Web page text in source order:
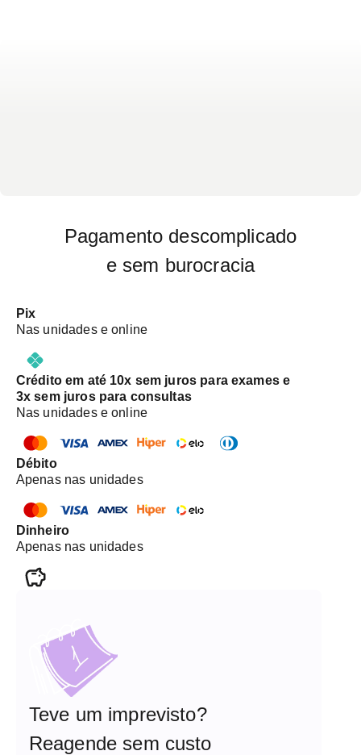
Pagamento descomplicado
e sem burocracia
Pix
Nas unidades e online
Crédito em até 10x sem juros para exames e
3x sem juros para consultas
Nas unidades e online
Débito
Apenas nas unidades
Dinheiro
Apenas nas unidades
Teve um imprevisto?
Reagende sem custo